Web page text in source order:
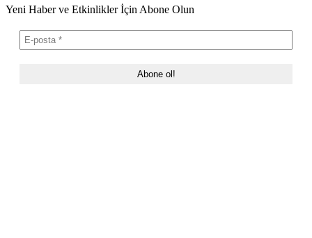
Yeni Haber ve Etkinlikler İçin Abone Olun